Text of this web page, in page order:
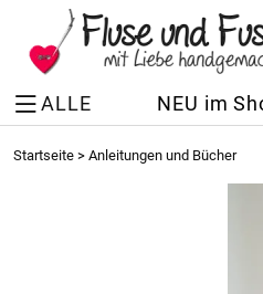
ALLE NEU im
Startseite > Anleitungen und Bücher